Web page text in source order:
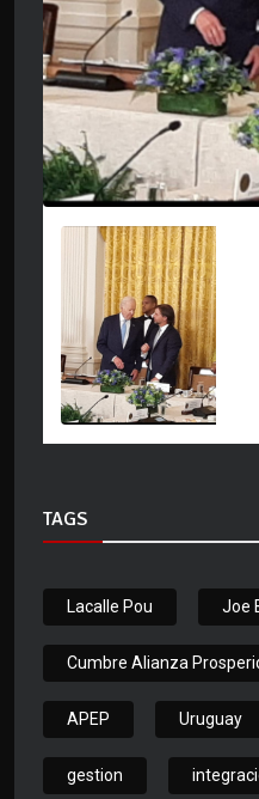
TAGS
Lacalle Pou Joe
Cumbre Alianza
APEP Uruguay
gestion